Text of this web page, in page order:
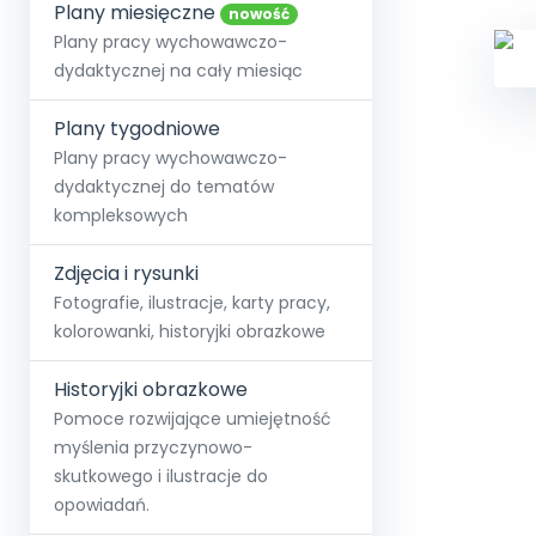
Społeczność
+48 12 631 04 10
kontakt@blizejprzedszkola.pl
O miesięczniku
Strona główna
O Akademii
Akademia
Poznaj pakiet MAX
Testuj przez 7 dni Pełen
Wszystkie projekty
Skontaktuj się
Dodaj wpis
Plany miesięczne nowość
Plany pracy wychowawczo-
dydaktycznej na cały miesiąc
Plany tygodniowe
Plany pracy wychowawczo-
dydaktycznej do tematów
kompleksowych
Zdjęcia i rysunki
Fotografie, ilustracje, karty pracy,
kolorowanki, historyjki obrazkowe
Historyjki obrazkowe
Pomoce rozwijające umiejętność
myślenia przyczynowo-
skutkowego i ilustracje do
opowiadań.